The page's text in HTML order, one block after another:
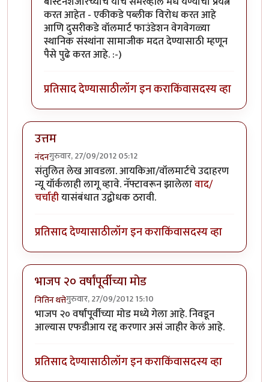
करत आहेत - एकीकडे पब्लीक विरोध करत आहे
आणि दुसरीकडे वॉलमार्ट फाउंडेशन वेगवेगळ्या
स्थानिक संस्थांना सामाजीक मदत देण्यासाठी म्हणून
पैसे पुढे करत आहे. :-)
प्रतिसाद देण्यासाठीलॉग इन कराकिंवासदस्य व्हा
उत्तम
नंदनगुरुवार, 27/09/2012 05:12
संतुलित लेख आवडला. आयकिआ/वॉलमार्टचे उदाहरण
न्यू यॉर्कलाही लागू व्हावे. नॅफ्टावरून झालेलावाद/
चर्चाहीयासंबंधात उद्बोधक ठरावी.
प्रतिसाद देण्यासाठीलॉग इन कराकिंवासदस्य व्हा
भाजप २० वर्षांपूर्वीच्या मोड
नितिन थत्तेगुरुवार, 27/09/2012 15:10
भाजप २० वर्षांपूर्वीच्या मोड मध्ये गेला आहे. निवडून
आल्यास एफडीआय रद्द करणार असं जाहीर केलं आहे.
प्रतिसाद देण्यासाठीलॉग इन कराकिंवासदस्य व्हा